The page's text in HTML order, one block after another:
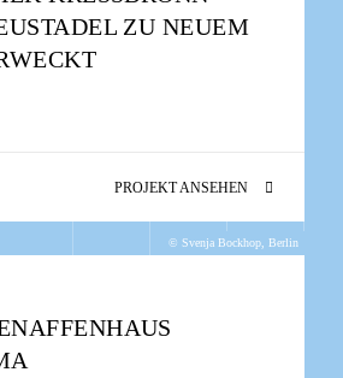
ZU NEUEM
PROJEKT ANSEHEN
© Svenja Bockhop, Berlin